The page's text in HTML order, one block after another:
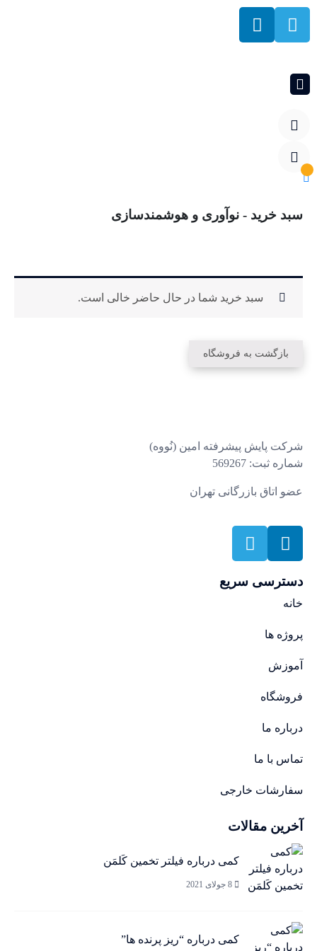
سبد خرید - نوآوری و هوشمندسازی
سبد خرید شما در حال حاضر خالی است.
بازگشت به فروشگاه
شرکت پایش پیشرفته امین (نُووه)
شماره ثبت: 569267
عضو اتاق بازرگانی تهران
دسترسی سریع
خانه
پروژه ها
آموزش
فروشگاه
درباره ما
تماس با ما
سفارشات خارجی
آخرین مقالات
کمی درباره فیلتر تخمین کَلمَن
کمی درباره “ریز پرنده ها”